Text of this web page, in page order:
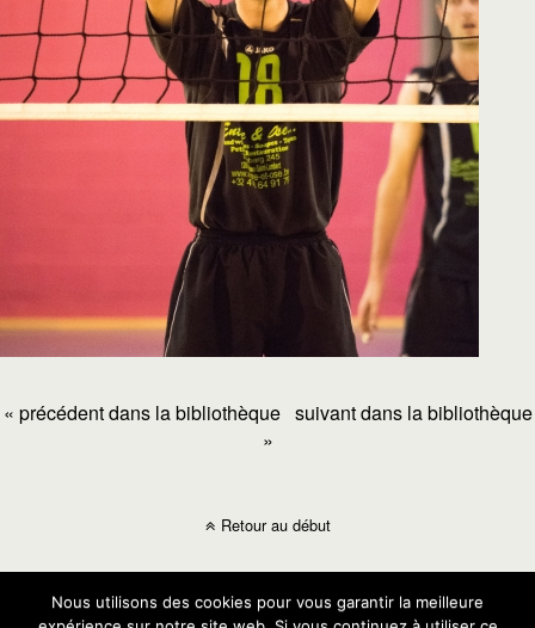
« précédent dans la bibliothèque suivant dans la bibliothèque
»
Retour au début
Nous utilisons des cookies pour vous garantir la meilleure